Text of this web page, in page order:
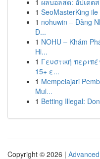
1 ผลบอลสด: อัปเดต
1 SeoMasterKing
1 nohuwin – Đăng
Đ...
1 NOHU – Khám
Hi...
1 Γευστική
15+ ε...
1 Mempelajari
Mul...
1 Betting Illegal:
Copyright © 2026 |